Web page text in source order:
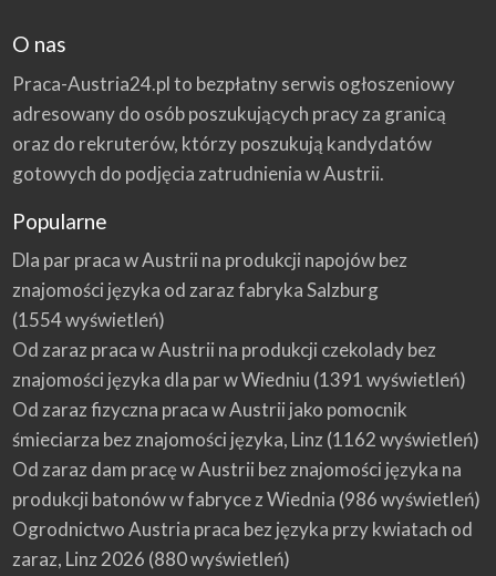
O nas
Praca-Austria24.pl to bezpłatny serwis ogłoszeniowy
adresowany do osób poszukujących pracy za granicą
oraz do rekruterów, którzy poszukują kandydatów
gotowych do podjęcia zatrudnienia w Austrii.
Popularne
Dla par praca w Austrii na produkcji napojów bez
znajomości języka od zaraz fabryka Salzburg
(1554 wyświetleń)
Od zaraz praca w Austrii na produkcji czekolady bez
znajomości języka dla par w Wiedniu (1391 wyświetleń)
Od zaraz fizyczna praca w Austrii jako pomocnik
śmieciarza bez znajomości języka, Linz (1162 wyświetleń)
Od zaraz dam pracę w Austrii bez znajomości języka na
produkcji batonów w fabryce z Wiednia (986 wyświetleń)
Ogrodnictwo Austria praca bez języka przy kwiatach od
zaraz, Linz 2026 (880 wyświetleń)